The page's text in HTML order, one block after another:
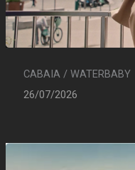
CABAIA / WATERBABY
26/07/2026